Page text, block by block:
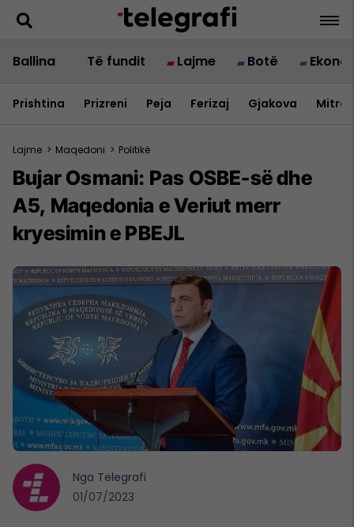
Ballina Të fundit Lajme Botë
Prishtina Prizreni Peja Ferizaj Gjakova
Lajme > Maqedoni > Politikë
Bujar Osmani: Pas OSBE-së dhe
A5, Maqedonia e Veriut merr
kryesimin e PBEJL
Nga Telegrafi
01/07/2023